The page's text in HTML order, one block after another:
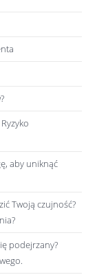
aby uniknąć
Twoją czujność?
podejrzany?